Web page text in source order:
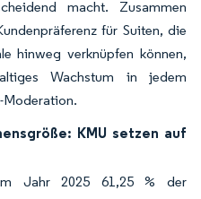
macht. Zusammen
für Suiten, die
hinweg verknüpfen können,
Wachstum in jedem
Moderation.
KMU setzen auf
im Jahr 2025 61,25 % der